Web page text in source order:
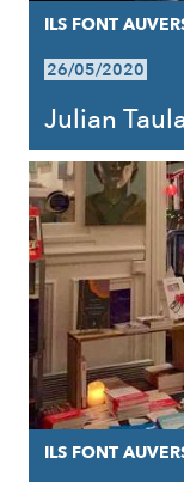
ILS FONT
26/05/2020
Julian
ILS FONT